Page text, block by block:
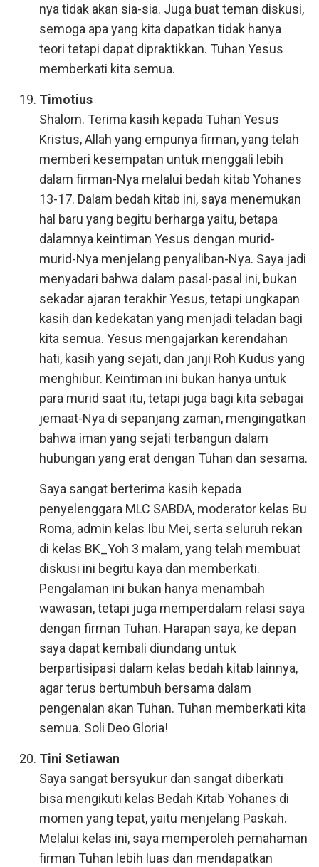
nya tidak akan sia-sia. Juga buat teman diskusi,
semoga apa yang kita dapatkan tidak hanya
teori tetapi dapat dipraktikkan. Tuhan Yesus
memberkati kita semua.
Timotius
Shalom. Terima kasih kepada Tuhan Yesus
Kristus, Allah yang empunya firman, yang telah
memberi kesempatan untuk menggali lebih
dalam firman-Nya melalui bedah kitab Yohanes
13-17. Dalam bedah kitab ini, saya menemukan
hal baru yang begitu berharga yaitu, betapa
dalamnya keintiman Yesus dengan murid-
murid-Nya menjelang penyaliban-Nya. Saya jadi
menyadari bahwa dalam pasal-pasal ini, bukan
sekadar ajaran terakhir Yesus, tetapi ungkapan
kasih dan kedekatan yang menjadi teladan bagi
kita semua. Yesus mengajarkan kerendahan
hati, kasih yang sejati, dan janji Roh Kudus yang
menghibur. Keintiman ini bukan hanya untuk
para murid saat itu, tetapi juga bagi kita sebagai
jemaat-Nya di sepanjang zaman, mengingatkan
bahwa iman yang sejati terbangun dalam
hubungan yang erat dengan Tuhan dan sesama.
Saya sangat berterima kasih kepada
penyelenggara MLC SABDA, moderator kelas Bu
Roma, admin kelas Ibu Mei, serta seluruh rekan
di kelas BK_Yoh 3 malam, yang telah membuat
diskusi ini begitu kaya dan memberkati.
Pengalaman ini bukan hanya menambah
wawasan, tetapi juga memperdalam relasi saya
dengan firman Tuhan. Harapan saya, ke depan
saya dapat kembali diundang untuk
berpartisipasi dalam kelas bedah kitab lainnya,
agar terus bertumbuh bersama dalam
pengenalan akan Tuhan. Tuhan memberkati kita
semua. Soli Deo Gloria!
Tini Setiawan
Saya sangat bersyukur dan sangat diberkati
bisa mengikuti kelas Bedah Kitab Yohanes di
momen yang tepat, yaitu menjelang Paskah.
Melalui kelas ini, saya memperoleh pemahaman
firman Tuhan lebih luas dan mendapatkan